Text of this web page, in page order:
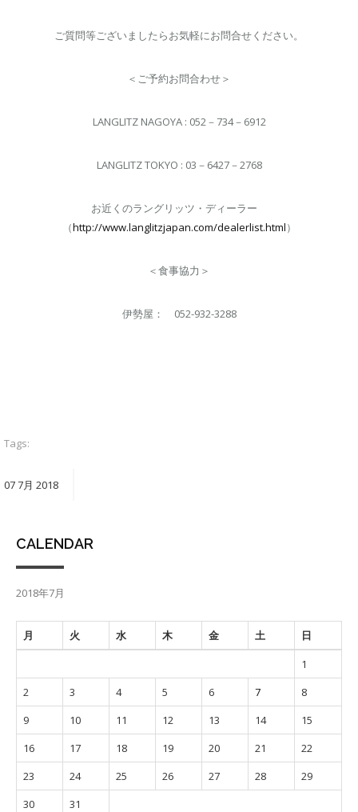
ご質問等ございましたらお気軽にお問合せください。
＜ご予約お問合わせ＞
LANGLITZ NAGOYA : 052－734－6912
LANGLITZ TOKYO : 03－6427－2768
お近くのラングリッツ・ディーラー
（http://www.langlitzjapan.com/dealerlist.html）
＜食事協力＞
伊勢屋： 052-932-3288
Tags:
077月 2018
CALENDAR
2018年7月
月 火 水 木 金 土 日
1
2
3 4 5 6 7
8
9
10 11 12 13 14
15
16
17 18 19 20 21
22
23
24 25 26 27 28
29
30
31